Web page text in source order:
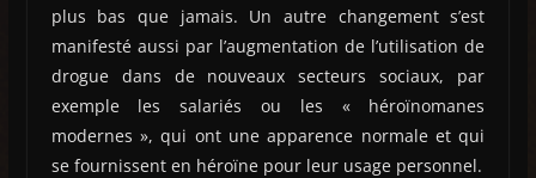
plus bas que jamais. Un autre changement s’est
manifesté aussi par l’augmentation de l’utilisation de
drogue dans de nouveaux secteurs sociaux, par
exemple les salariés ou les « héroïnomanes
modernes », qui ont une apparence normale et qui
se fournissent en héroïne pour leur usage personnel.